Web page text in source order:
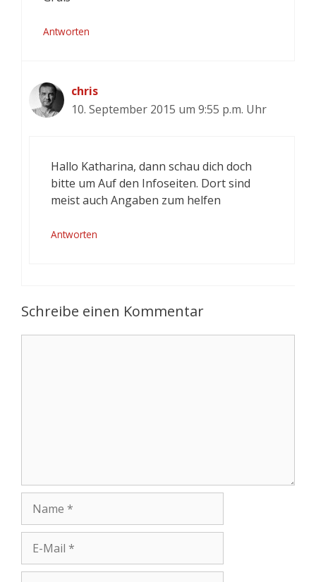
Antworten
chris
10. September 2015 um 9:55 p.m. Uhr
Hallo Katharina, dann schau dich doch
bitte um Auf den Infoseiten. Dort sind
meist auch Angaben zum helfen
Antworten
Schreibe einen Kommentar